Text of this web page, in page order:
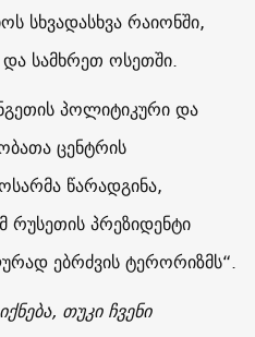
რაიონში,
სამხრეთ ოსეთში.
პოლიტიკური და
ცენტრის
წარადგინა,
პრეზიდენტი
ებრძვის ტერორიზმს“.
თუკი ჩვენი